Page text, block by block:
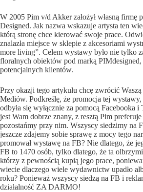
W 2005 Pim v/d Akker założył własną firmę
Designed. Jak nazwa wskazuje artysta ten
którą stronę chce kierować swoje prace.
znalazła miejsce w sklepie z akcesoriami
more living”. Celem wystawy było nie tylko
floralnych obiektów pod marką
potencjalnych klientów.
Przy okazji tego artykułu chcę zwrócić
Mediów. Podkreślę, że promocja tej wystawy,
odbyła się wyłącznie za pomocą Facebooka
jest Wam dobrze znany, z resztą Pim
pozostańmy przy nim. Wszyscy siedzimy na
jeszcze zdajemy sobie sprawę z mocy tego
promował wystawę na FB? Nie dlatego, że
FB to 1470 osób, tylko dlatego, że ta
którzy z pewnością kupią jego prace,
wiecie dlaczego wiele wydawnictw upadło
roku? Ponieważ wszyscy siedzą na FB i
działalność ZA DARMO!